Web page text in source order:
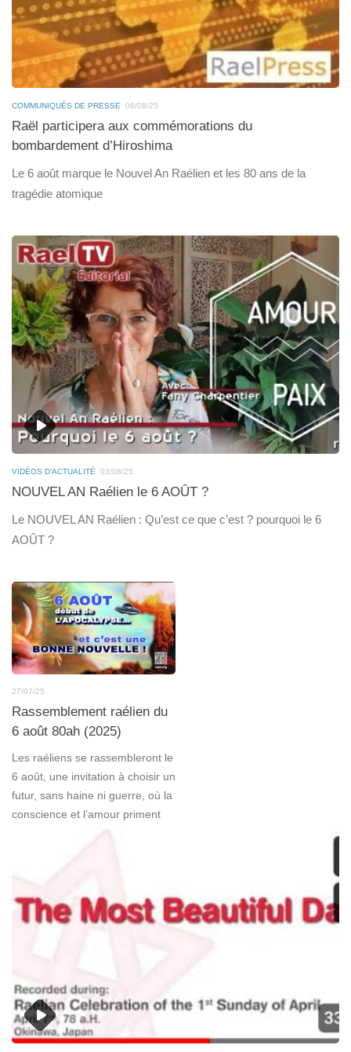
COMMUNIQUÉS DE PRESSE 06/08/25
Raël participera aux commémorations du
bombardement d’Hiroshima
Le 6 août marque le Nouvel An Raélien et les 80 ans de la
tragédie atomique
VIDÉOS D'ACTUALITÉ 03/08/25
NOUVEL AN Raélien le 6 AOÛT ?
Le NOUVEL AN Raélien : Qu’est ce que c’est ? pourquoi le 6
AOÛT ?
27/07/25
Rassemblement raélien du
6 août 80ah (2025)
Les raéliens se rassembleront le
6 août, une invitation à choisir un
futur, sans haine ni guerre, où la
conscience et l’amour priment